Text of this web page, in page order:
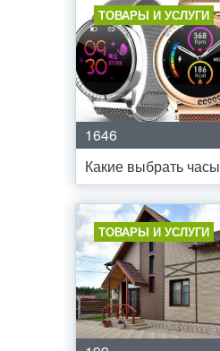
ТОВАРЫ И УСЛУГИ
1646
Какие выбрать часы
ТОВАРЫ И УСЛУГИ